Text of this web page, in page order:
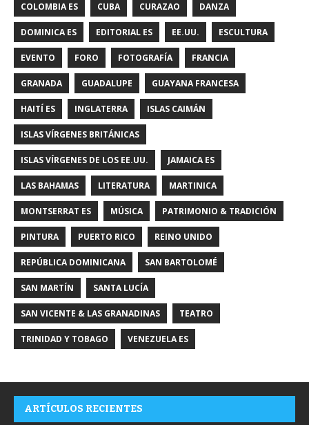
COLOMBIA ES CUBA CURAZAO DANZA
DOMINICA ES EDITORIAL ES EE.UU. ESCULTURA
EVENTO FORO FOTOGRAFÍA FRANCIA
GRANADA GUADALUPE GUAYANA FRANCESA
HAITÍ ES INGLATERRA ISLAS CAIMÁN
ISLAS VÍRGENES BRITÁNICAS
ISLAS VÍRGENES DE LOS EE.UU. JAMAICA ES
LAS BAHAMAS LITERATURA MARTINICA
MONTSERRAT ES MÚSICA PATRIMONIO & TRADICIÓN
PINTURA PUERTO RICO REINO UNIDO
REPÚBLICA DOMINICANA SAN BARTOLOMÉ
SAN MARTÍN SANTA LUCÍA
SAN VICENTE & LAS GRANADINAS TEATRO
TRINIDAD Y TOBAGO VENEZUELA ES
ARTÍCULOS RECIENTES